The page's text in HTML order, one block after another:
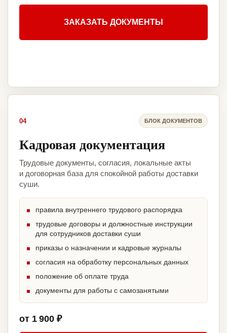
ЗАКАЗАТЬ ДОКУМЕНТЫ
04 БЛОК ДОКУМЕНТОВ
Кадровая документация
Трудовые документы, согласия, локальные акты
и договорная база для спокойной работы доставки
суши.
правила внутреннего трудового распорядка
трудовые договоры и должностные инструкции
для сотрудников доставки суши
приказы о назначении и кадровые журналы
согласия на обработку персональных данных
положение об оплате труда
документы для работы с самозанятыми
от 1 900 ₽